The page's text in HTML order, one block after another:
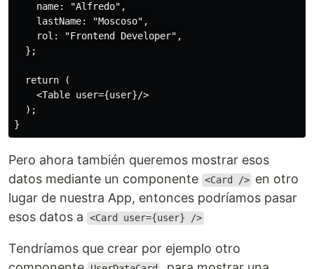
    name: "Alfredo",
    lastName: "Moscoso",
    rol: "Frontend Developer",
  };
  return (
    <Table user={user}/>
  );
Pero ahora también queremos mostrar esos
datos mediante un componente <Card /> en otro
lugar de nuestra App, entonces podríamos pasar
esos datos a
<Card user={user} />
Tendríamos que crear por ejemplo otro